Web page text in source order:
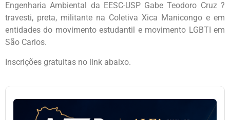
Engenharia Ambiental da EESC-USP Gabe Teodoro Cruz ?
travesti, preta, militante na Coletiva Xica Manicongo e em
entidades do movimento estudantil e movimento LGBTI em
São Carlos.
Inscrições gratuitas no link abaixo.